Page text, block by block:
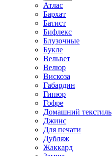
Атлас
Бархат
Батист
Бифлекс
Блузочные
Букле
Вельвет
Велюр
Вискоза
Габардин
Гипюр
Гофре
Домашний текстиль
Джинс
Для печати
Дубляж
Жаккард